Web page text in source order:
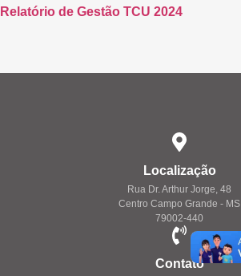
Relatório de Gestão TCU 2024
Localização
Rua Dr. Arthur Jorge, 48
Centro Campo Grande - MS
79002-440
Contato